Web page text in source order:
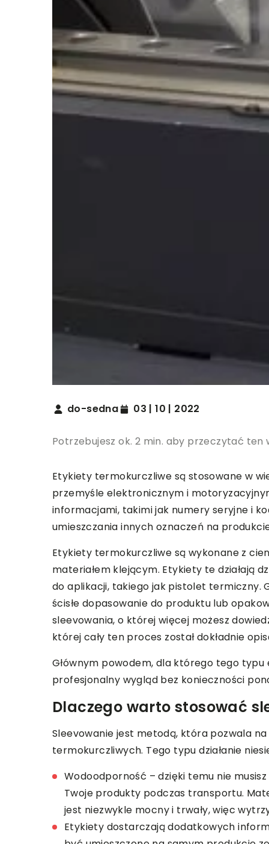
do-sedna 03 | 10 | 2022
Potrzebujesz ok. 2 min. aby przeczytać ten
Etykiety termokurczliwe są stosowane w
przemyśle elektronicznym i
informacjami, takimi jak numery seryjne i
umieszczania innych oznaczeń na
Etykiety termokurczliwe są wykonane z
materiałem klejącym. Etykiety te działają
do aplikacji, takiego jak pistolet termiczny.
ścisłe dopasowanie do produktu lub
sleevowania, o której więcej możesz
której cały ten proces został dokładnie
Głównym powodem, dla którego tego
profesjonalny wygląd bez konieczności
Dlaczego warto stosować
Sleevowanie jest metodą, która pozwala
termokurczliwych. Tego typu działanie
Wodoodporność – dzięki temu nie
Twoje produkty podczas transportu.
jest niezwykle mocny i trwały, więc
Etykiety dostarczają dodatkowych